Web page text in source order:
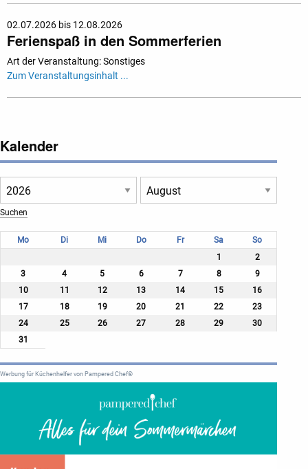
02.07.2026 bis 12.08.2026
Ferienspaß in den Sommerferien
Art der Veranstaltung: Sonstiges
Zum Veranstaltungsinhalt ...
Kalender
Mo Di Mi Do Fr Sa
So
1
2
3
4 5 6 7 8
9
10
11 12 13 14 15
16
17
18 19 20 21 22
23
24
25 26 27 28 29
30
31
Werbung für Küchenhelfer von Pampered Chef®